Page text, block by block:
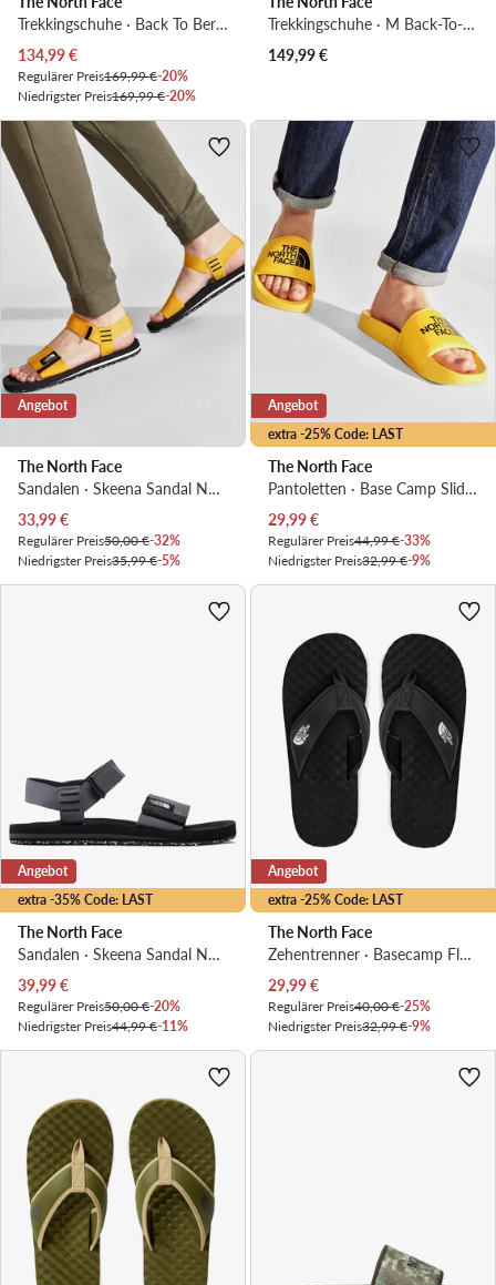
Trekkingschuhe · Back To Berkeley IV NF0A817QDQI1 · Braun
Aktueller Preis
134,99€
Regulärer Preis169,99 €-20%
Niedrigster Preis169,99 €-20%
Trekkingschuhe · M Back-To-Berkeley Iv Textile WpNF0A8177KY41 · Schwarz
149,99€
Angebot
The North Face
Sandalen · Skeena Sandal NF0A46BGZU3-070 · Gelb
Aktueller Preis
33,99€
Regulärer Preis50,00 €-32%
Niedrigster Preis35,99 €-5%
extra -25% Code: LAST
Angebot
The North Face
Pantoletten · Base Camp Slide III NF0A4T2RZU31 · Gelb
Aktueller Preis
29,99€
Regulärer Preis44,99 €-33%
Niedrigster Preis32,99 €-9%
extra -35% Code: LAST
Angebot
The North Face
Sandalen · Skeena Sandal NF0A46BGF9L1 · Grau
Aktueller Preis
39,99€
Regulärer Preis50,00 €-20%
Niedrigster Preis44,99 €-11%
extra -25% Code: LAST
Angebot
The North Face
Zehentrenner · Basecamp Flpflp II NF0A47AAKY41 · Schwarz
Aktueller Preis
29,99€
Regulärer Preis40,00 €-25%
Niedrigster Preis32,99 €-9%